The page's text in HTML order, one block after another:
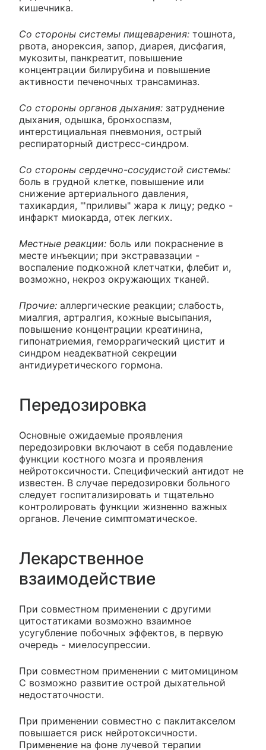
кишечника.
Со стороны системы пищеварения: тошнота,
рвота, анорексия, запор, диарея, дисфагия,
мукозиты, панкреатит, повышение
концентрации билирубина и повышение
активности печеночных трансаминаз.
Со стороны органов дыхания: затруднение
дыхания, одышка, бронхоспазм,
интерстициальная пневмония, острый
респираторный дистресс-синдром.
Со стороны сердечно-сосудистой системы:
боль в грудной клетке, повышение или
снижение артериального давления,
тахикардия, "'приливы" жара к лицу; редко -
инфаркт миокарда, отек легких.
Местные реакции: боль или покраснение в
месте инъекции; при экстравазации -
воспаление подкожной клетчатки, флебит и,
возможно, некроз окружающих тканей.
Прочие: аллергические реакции; слабость,
миалгия, артралгия, кожные высыпания,
повышение концентрации креатинина,
гипонатриемия, геморрагический цистит и
синдром неадекватной секреции
антидиуретического гормона.
Передозировка
Основные ожидаемые проявления
передозировки включают в себя подавление
функции костного мозга и проявления
нейротоксичности. Специфический антидот не
известен. В случае передозировки больного
следует госпитализировать и тщательно
контролировать функции жизненно важных
органов. Лечение симптоматическое.
Лекарственное
взаимодействие
При совместном применении с другими
цитостатиками возможно взаимное
усугубление побочных эффектов, в первую
очередь - миелосупрессии.
При совместном применении с митомицином
С возможно развитие острой дыхательной
недостаточности.
При применении совместно с паклитакселом
повышается риск нейротоксичности.
Применение на фоне лучевой терапии